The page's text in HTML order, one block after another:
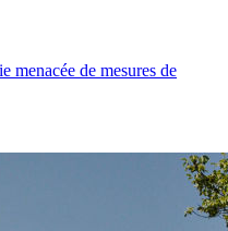
menacée de mesures de